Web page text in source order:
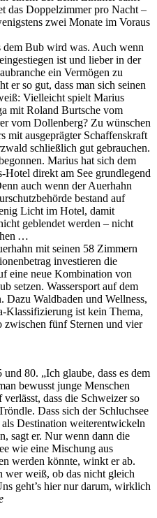
das Doppelzimmer pro Nacht –
zwei Monate im Voraus
dem Bub wird was. Auch wenn
ist und lieber in der
ein Vermögen zu
er so gut, dass man sich seinen
Vielleicht spielt Marius
mit Roland Burtsche vom
vom Dollenberg? Zu wünschen
mit ausgeprägter Schaffenskraft
schließlich gut gebrauchen.
Marius hat sich dem
Hotel direkt am See grundlegend
auch wenn der Auerhahn
bestand auf
Licht im Hotel, damit
geblendet werden – nicht
…
mit seinen 58 Zimmern
investieren die
eine neue Kombination von
setzen. Wassersport auf dem
Dazu Waldbaden und Wellness,
Klassifizierung ist kein Thema,
zwischen fünf Sternen und vier
80. „Ich glaube, dass es dem
bewusst junge Menschen
dass die Schweizer so
Dass sich der Schluchsee
Destination weiterentwickeln
sagt er. Nur wenn dann die
wie eine Mischung aus
werden könnte, winkt er ab.
wer weiß, ob das nicht gleich
geht’s hier nur darum, wirklich